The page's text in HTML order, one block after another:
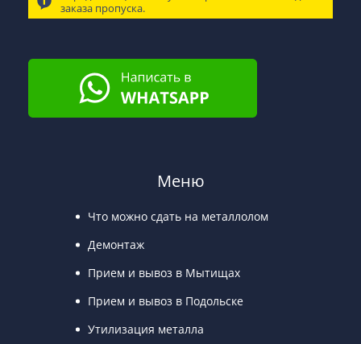
заказа пропуска.
Меню
Что можно сдать на металлолом
Демонтаж
Прием и вывоз в Мытищах
Прием и вывоз в Подольске
Утилизация металла